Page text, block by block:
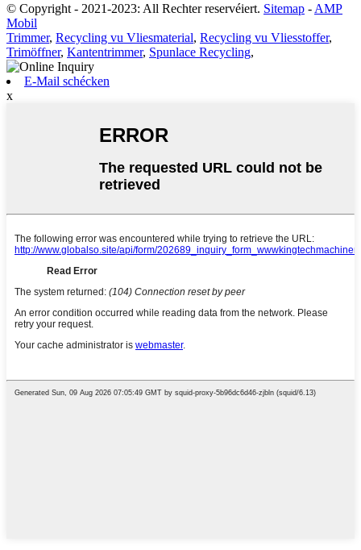
© Copyright - 2021-2023: All Rechter reservéiert. Sitemap - AMP
Mobil
Trimmer, Recycling vu Vliesmaterial, Recycling vu Vliesstoffer,
Trimöffner, Kantentrimmer, Spunlace Recycling,
E-Mail schécken
x